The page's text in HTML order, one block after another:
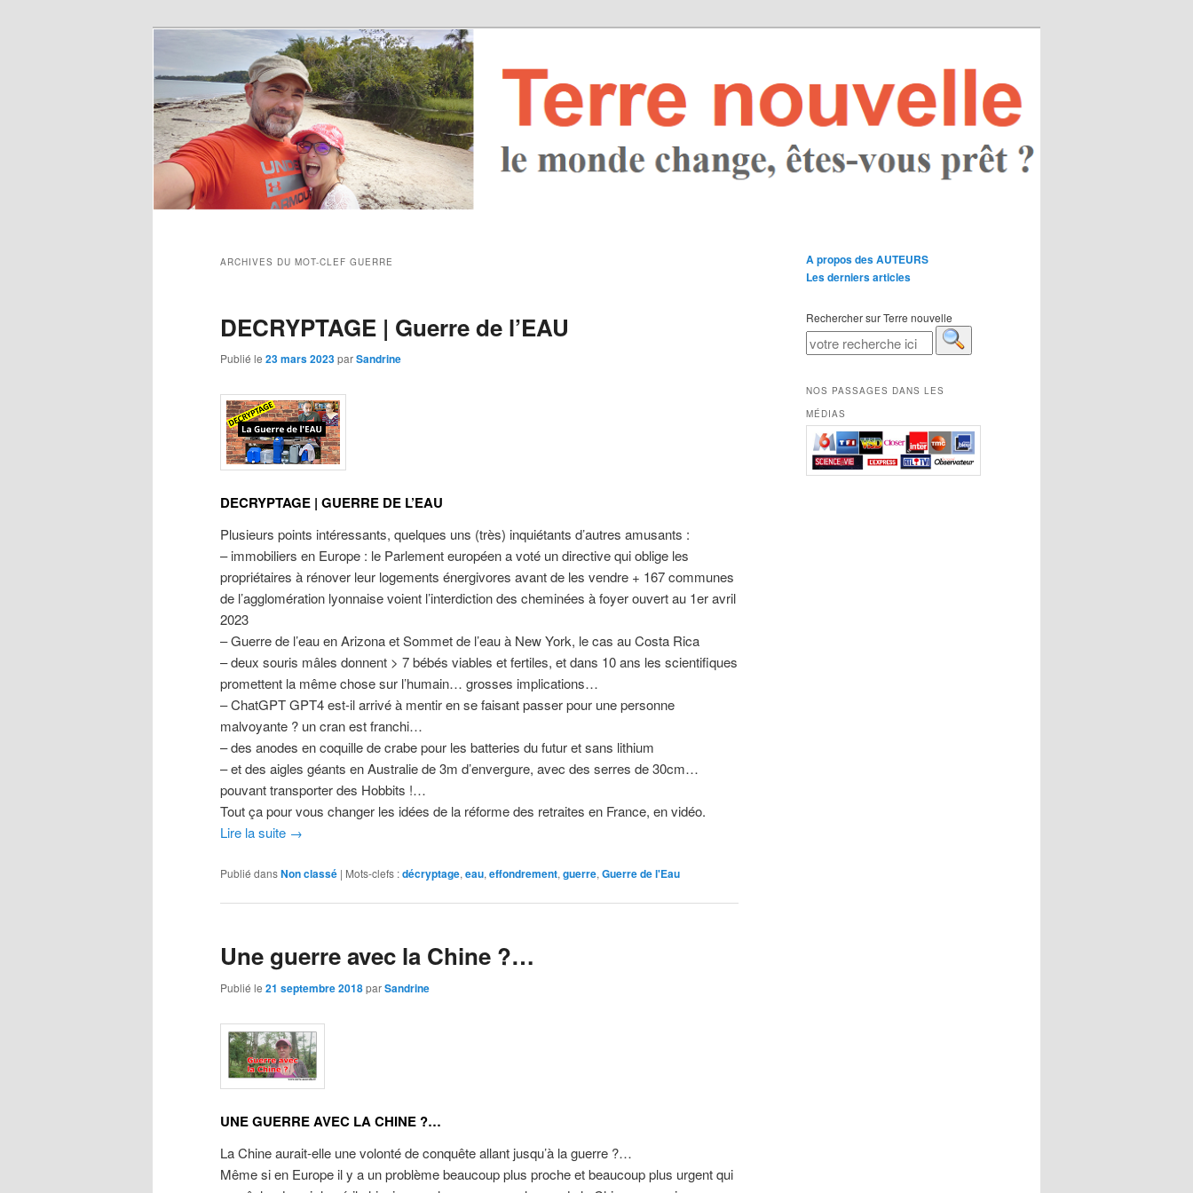
ARCHIVES DU MOT-CLEF GUERRE
DECRYPTAGE | Guerre de l’EAU
Publié le 23 mars 2023parSandrine
DECRYPTAGE | GUERRE DE L’EAU
Plusieurs points intéressants, quelques uns (très) inquiétants d’autres amusants :
– immobiliers en Europe : le Parlement européen a voté un directive qui oblige les
propriétaires à rénover leur logements énergivores avant de les vendre + 167 communes
de l’agglomération lyonnaise voient l’interdiction des cheminées à foyer ouvert au 1er avril
2023
– Guerre de l’eau en Arizona et Sommet de l’eau à New York, le cas au Costa Rica
– deux souris mâles donnent > 7 bébés viables et fertiles, et dans 10 ans les scientifiques
promettent la même chose sur l’humain… grosses implications…
– ChatGPT GPT4 est-il arrivé à mentir en se faisant passer pour une personne
malvoyante ? un cran est franchi…
– des anodes en coquille de crabe pour les batteries du futur et sans lithium
– et des aigles géants en Australie de 3m d’envergure, avec des serres de 30cm…
pouvant transporter des Hobbits !…
Tout ça pour vous changer les idées de la réforme des retraites en France, en vidéo.
Lire la suite →
Publié dansNon classé | Mots-clefs :décryptage, eau, effondrement, guerre, Guerre de l'Eau
Une guerre avec la Chine ?…
Publié le 21 septembre 2018parSandrine
UNE GUERRE AVEC LA CHINE ?…
La Chine aurait-elle une volonté de conquête allant jusqu’à la guerre ?…
Même si en Europe il y a un problème beaucoup plus proche et beaucoup plus urgent qui
A propos des AUTEURS
Les derniers articles
Rechercher sur Terre nouvelle
NOS PASSAGES DANS LES
MÉDIAS